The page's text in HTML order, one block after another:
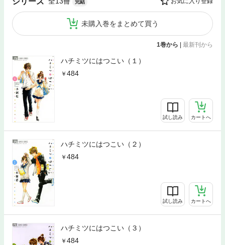
完結
未購入巻をまとめて買う
1巻から 最新刊から
ハチミツにはつこい（１）
484
試し読み カートへ
ハチミツにはつこい（２）
484
試し読み カートへ
ハチミツにはつこい（３）
484